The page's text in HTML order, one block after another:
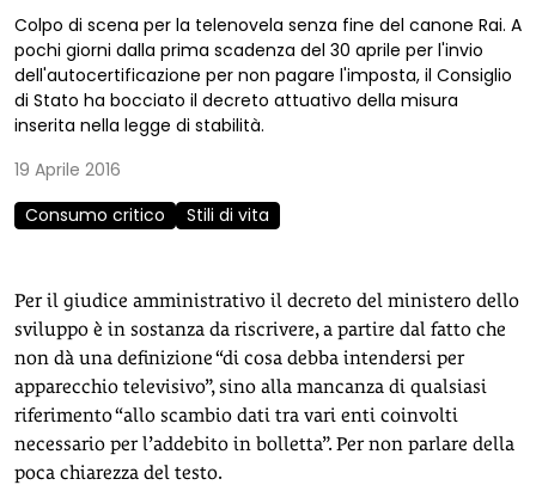
Colpo di scena per la telenovela senza fine del canone Rai. A
pochi giorni dalla prima scadenza del 30 aprile per l'invio
dell'autocertificazione per non pagare l'imposta, il Consiglio
di Stato ha bocciato il decreto attuativo della misura
inserita nella legge di stabilità.
19 Aprile 2016
Consumo critico
Stili di vita
Per il giudice amministrativo il decreto del ministero dello
sviluppo è in sostanza da riscrivere, a partire dal fatto che
non dà una definizione “di cosa debba intendersi per
apparecchio televisivo”, sino alla mancanza di qualsiasi
riferimento “allo scambio dati tra vari enti coinvolti
necessario per l’addebito in bolletta”. Per non parlare della
poca chiarezza del testo.